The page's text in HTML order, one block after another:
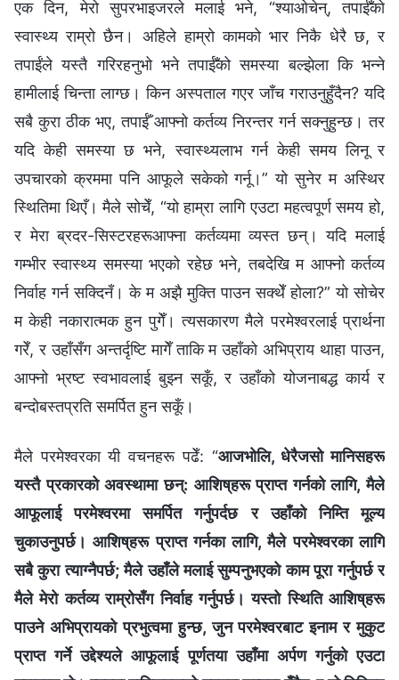
एक दिन, मेरो सुपरभाइजरले मलाई भने, “श्याओचेन्, तपाईँको
स्वास्थ्य राम्रो छैन। अहिले हाम्रो कामको भार निकै धेरै छ, र
तपाईंले यस्तै गरिरहनुभो भने तपाईँको समस्या बल्झेला कि भन्ने
हामीलाई चिन्ता लाग्छ। किन अस्पताल गएर जाँच गराउनुहुँदैन? यदि
सबै कुरा ठीक भए, तपाईँ आफ्नो कर्तव्य निरन्तर गर्न सक्नुहुन्छ। तर
यदि केही समस्या छ भने, स्वास्थ्यलाभ गर्न केही समय लिनू र
उपचारको क्रममा पनि आफूले सकेको गर्नू।” यो सुनेर म अस्थिर
स्थितिमा थिएँ। मैले सोचेँ, “यो हाम्रा लागि एउटा महत्वपूर्ण समय हो,
र मेरा ब्रदर-सिस्टरहरूआफ्ना कर्तव्यमा व्यस्त छन्। यदि मलाई
गम्भीर स्वास्थ्य समस्या भएको रहेछ भने, तबदेखि म आफ्नो कर्तव्य
निर्वाह गर्न सक्दिनँ। के म अझै मुक्ति पाउन सक्थेँ होला?” यो सोचेर
म केही नकारात्मक हुन पुगेँ। त्यसकारण मैले परमेश्‍वरलाई प्रार्थना
गरेँ, र उहाँसँग अन्तर्दृष्टि मागेँ ताकि म उहाँको अभिप्राय थाहा पाउन,
आफ्नो भ्रष्ट स्वभावलाई बुझ्न सकूँ, र उहाँको योजनाबद्ध कार्य र
बन्दोबस्तप्रति समर्पित हुन सकूँ।
मैले परमेश्‍वरका यी वचनहरू पढेँ: “आजभोलि, धेरैजसो मानिसहरू
यस्तै प्रकारको अवस्थामा छन्: आशिष्‌हरू प्राप्त गर्नको लागि, मैले
आफूलाई परमेश्‍वरमा समर्पित गर्नुपर्दछ र उहाँको निम्ति मूल्य
चुकाउनुपर्छ। आशिष्‌हरू प्राप्त गर्नका लागि, मैले परमेश्‍वरका लागि
सबै कुरा त्याग्‍नैपर्छ; मैले उहाँले मलाई सुम्पनुभएको काम पूरा गर्नुपर्छ र
मैले मेरो कर्तव्य राम्रोसँग निर्वाह गर्नुपर्छ। यस्तो स्थिति आशिष्‌हरू
पाउने अभिप्रायको प्रभुत्वमा हुन्छ, जुन परमेश्‍वरबाट इनाम र मुकुट
प्राप्त गर्ने उद्देश्यले आफूलाई पूर्णतया उहाँमा अर्पण गर्नुको एउटा